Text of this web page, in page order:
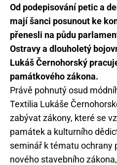
Od podepisování petic a
mají šanci posunout ke
přenesli na půdu
Ostravy a dlouholetý
Lukáš Černohorský
památkového zákona.
Právě pohnutý osud
Textilia Lukáše
zabývat zákony, které se
památek a kulturního
seminář k tématu ochrany
nového stavebního